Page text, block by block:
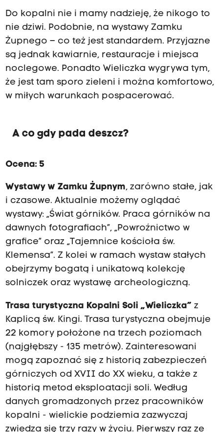
Do kopalni nie i mamy nadzieję, że nikogo to
nie dziwi. Podobnie, na wystawy Zamku
Żupnego – co też jest standardem. Przyjazne
są jednak kawiarnie, restauracje i miejsca
noclegowe. Ponadto Wieliczka wygrywa tym,
że jest tam sporo zieleni i można komfortowo,
w miłych warunkach pospacerować.
A co gdy pada deszcz?
Ocena: 5
Wystawy w Zamku Żupnym, zarówno stałe, jak
i czasowe. Aktualnie możemy oglądać
wystawy: „Świat górników. Praca górników na
dawnych fotografiach”, „Powroźnictwo w
grafice” oraz „Tajemnice kościoła św.
Klemensa”. Z kolei w ramach wystaw stałych
obejrzymy bogatą i unikatową kolekcję
solniczek oraz wystawę archeologiczną.
Trasa turystyczna Kopalni Soli „Wieliczka” z
Kaplicą św. Kingi. Trasa turystyczna obejmuje
22 komory położone na trzech poziomach
(najgłębszy - 135 metrów). Zainteresowani
mogą zapoznać się z historią zabezpieczeń
górniczych od XVII do XX wieku, a także z
historią metod eksploatacji soli. Według
danych gromadzonych przez pracowników
kopalni - wielickie podziemia zazwyczaj
zwiedza się trzy razy w życiu. Pierwszy raz ze
r
y
p
o
ł
o
o
n
e
h
o
z
o
m
a
h
(
g
ł
b
s
y
-
1
5
m